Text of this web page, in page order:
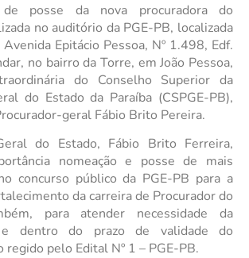
posse da nova procuradora do
no auditório da PGE-PB, localizada
Epitácio Pessoa, Nº 1.498, Edf.
no bairro da Torre, em João Pessoa,
do Conselho Superior da
do Estado da Paraíba (CSPGE-PB),
geral Fábio Brito Pereira.
do Estado, Fábio Brito Ferreira,
nomeação e posse de mais
concurso público da PGE-PB para a
da carreira de Procurador do
para atender necessidade da
e dentro do prazo de validade do
regido pelo Edital Nº 1 – PGE-PB.